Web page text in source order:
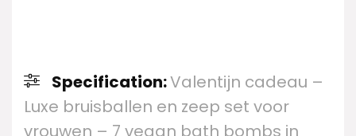
Specification:Valentijn cadeau –
Luxe bruisballen en zeep set voor
vrouwen – 7 vegan bath bombs in